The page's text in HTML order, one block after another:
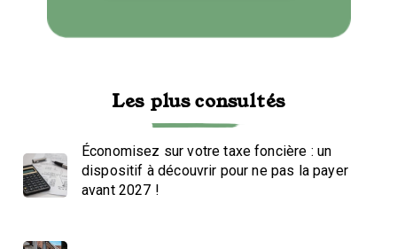
Les plus consultés
Économisez sur votre taxe foncière : un
dispositif à découvrir pour ne pas la payer
avant 2027 !